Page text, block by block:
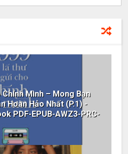
Mình – Mong Bạn
Hoàn Hảo Nhất (P.1) -
PDF-EPUB-AWZ3-PRC-